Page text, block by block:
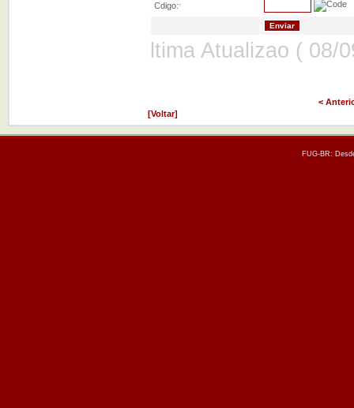
Cdigo:*
ltima Atualizao ( 08/
<
[Voltar]
FUG-BR: